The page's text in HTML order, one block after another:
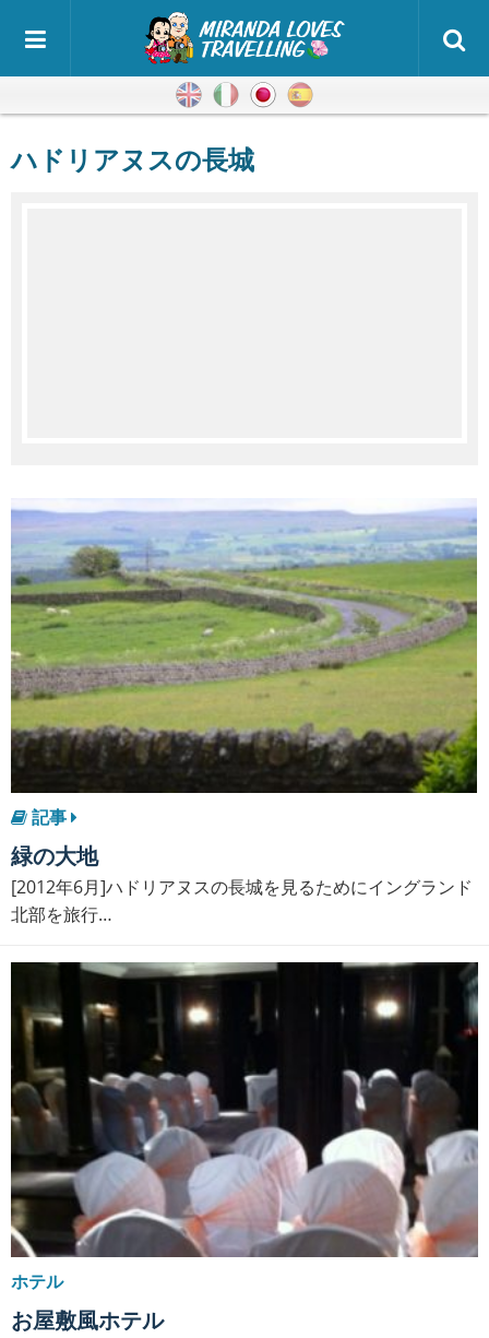
英語 イタリア語
日本語
ハドリアヌスの長城
記事
緑の大地
[2012年6月]ハドリアヌスの長城を見るためにイングランド
北部を旅行…
ホテル
お屋敷風ホテル